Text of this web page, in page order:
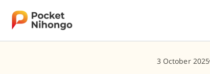
content
3 October 2025